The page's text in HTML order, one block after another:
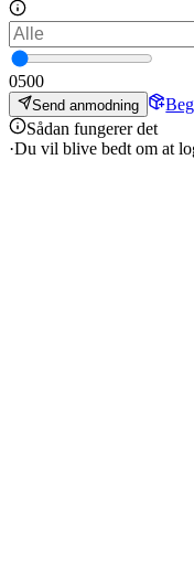
0500
Send anmodning
Sådan fungerer det
·Du vil blive bedt om at